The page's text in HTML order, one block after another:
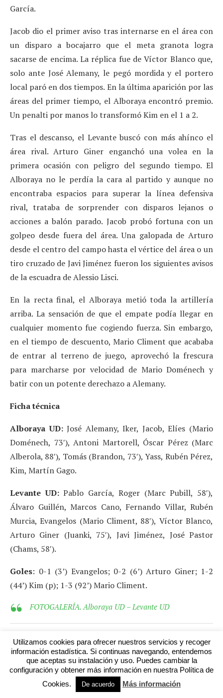
García.
Jacob dio el primer aviso tras internarse en el área con
un disparo a bocajarro que el meta granota logra
sacarse de encima. La réplica fue de Víctor Blanco que,
solo ante José Alemany, le pegó mordida y el portero
local paró en dos tiempos. En la última aparición por las
áreas del primer tiempo, el Alboraya encontró premio.
Un penalti por manos lo transformó Kim en el 1 a 2.
Tras el descanso, el Levante buscó con más ahínco el
área rival. Arturo Giner enganchó una volea en la
primera ocasión con peligro del segundo tiempo. El
Alboraya no le perdía la cara al partido y aunque no
encontraba espacios para superar la línea defensiva
rival, trataba de sorprender con disparos lejanos o
acciones a balón parado. Jacob probó fortuna con un
golpeo desde fuera del área. Una galopada de Arturo
desde el centro del campo hasta el vértice del área o un
tiro cruzado de Javi Jiménez fueron los siguientes avisos
de la escuadra de Alessio Lisci.
En la recta final, el Alboraya metió toda la artillería
arriba. La sensación de que el empate podía llegar en
cualquier momento fue cogiendo fuerza. Sin embargo,
en el tiempo de descuento, Mario Climent que acababa
de entrar al terreno de juego, aprovechó la frescura
para marcharse por velocidad de Mario Doménech y
batir con un potente derechazo a Alemany.
Ficha técnica
Alboraya UD:José Alemany, Iker, Jacob, Elíes (Mario
Doménech, 73′), Antoni Martorell, Óscar Pérez (Marc
Alberola, 88′), Tomás (Brandon, 73′), Yass, Rubén Pérez,
Kim, Martín Gago.
Levante UD:Pablo García, Roger (Marc Pubill, 58′),
Álvaro Guillén, Marcos Cano, Fernando Villar, Rubén
Murcia, Evangelos (Mario Climent, 88′), Víctor Blanco,
Arturo Giner (Juanki, 75′), Javi Jiménez, José Pastor
(Chams, 58′).
Goles: 0-1 (3’) Evangelos; 0-2 (6’) Arturo Giner; 1-2
(44’) Kim (p); 1-3 (92’) Mario Climent.
FOTOGALERÍA. Alboraya UD – Levante UD
CF Torre Levante, 0 – CD Castellón, 2
El Castellón sumó frente al Torre Levante la primera
victoria de la temporada. Los albinegros se fueron al
descanso con el partido encarrilado, pero tuvieron que
Utilizamos cookies para ofrecer nuestros servicios y recoger
información estadística. Si continuas navegando, entendemos
que aceptas su instalación y uso. Puedes cambiar la
configuración y obtener más información en nuestra Política de
Cookies.
De acuerdo Más información